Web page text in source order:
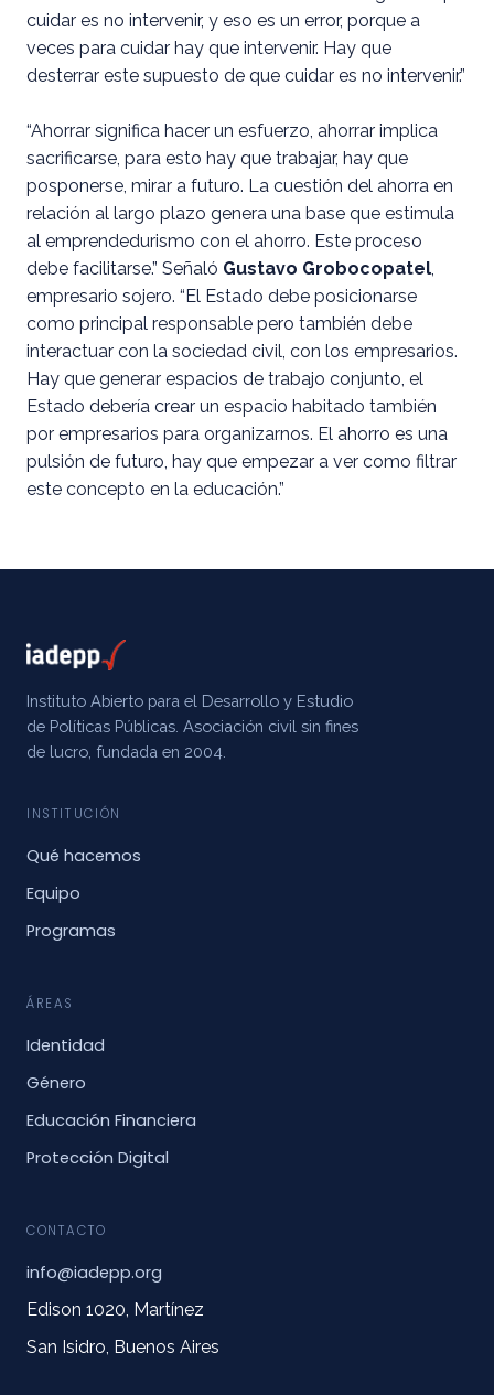
cuidar es no intervenir, y eso es un error, porque a
veces para cuidar hay que intervenir. Hay que
desterrar este supuesto de que cuidar es no intervenir.”
“Ahorrar significa hacer un esfuerzo, ahorrar implica
sacrificarse, para esto hay que trabajar, hay que
posponerse, mirar a futuro. La cuestión del ahorra en
relación al largo plazo genera una base que estimula
al emprendedurismo con el ahorro. Este proceso
debe facilitarse.” Señaló Gustavo Grobocopatel,
empresario sojero. “El Estado debe posicionarse
como principal responsable pero también debe
interactuar con la sociedad civil, con los empresarios.
Hay que generar espacios de trabajo conjunto, el
Estado debería crear un espacio habitado también
por empresarios para organizarnos. El ahorro es una
pulsión de futuro, hay que empezar a ver como filtrar
este concepto en la educación.”
Instituto Abierto para el Desarrollo y Estudio
de Políticas Públicas. Asociación civil sin fines
de lucro, fundada en 2004.
INSTITUCIÓN
Qué hacemos
Equipo
Programas
ÁREAS
Identidad
Género
Educación Financiera
Protección Digital
CONTACTO
info@iadepp.org
Edison 1020, Martínez
San Isidro, Buenos Aires